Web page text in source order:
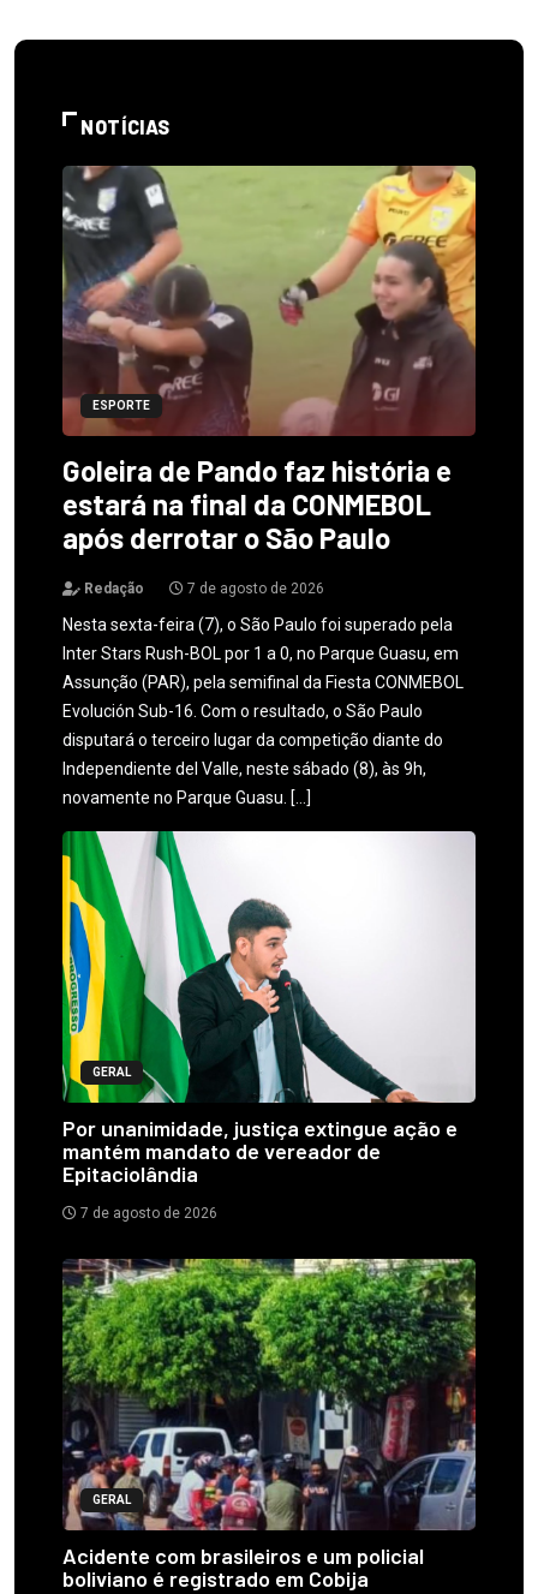
NOTÍCIAS
ESPORTE
Goleira de Pando faz história e
estará na final da CONMEBOL
após derrotar o São Paulo
Redação 7 de agosto de 2026
Nesta sexta-feira (7), o São Paulo foi superado pela
Inter Stars Rush-BOL por 1 a 0, no Parque Guasu, em
Assunção (PAR), pela semifinal da Fiesta CONMEBOL
Evolución Sub-16. Com o resultado, o São Paulo
disputará o terceiro lugar da competição diante do
Independiente del Valle, neste sábado (8), às 9h,
novamente no Parque Guasu. […]
GERAL
Por unanimidade, justiça extingue ação e
mantém mandato de vereador de
Epitaciolândia
7 de agosto de 2026
GERAL
Acidente com brasileiros e um policial
boliviano é registrado em Cobija